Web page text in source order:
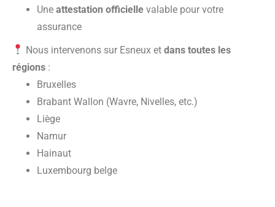
Une attestation officielle valable pour votre
assurance
Nous intervenons sur Esneux etdans toutes les
régions :
Bruxelles
Brabant Wallon (Wavre, Nivelles, etc.)
Liège
Namur
Hainaut
Luxembourg belge